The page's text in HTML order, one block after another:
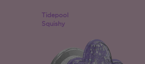
Tidepool
Squishy